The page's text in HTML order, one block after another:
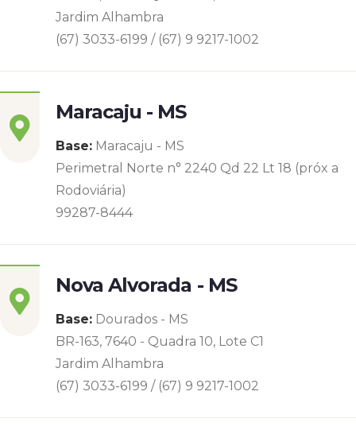
Jardim Alhambra
(67) 3033-6199 / (67) 9 9217-1002
Maracaju - MS
Base: Maracaju - MS
Perimetral Norte n° 2240 Qd 22 Lt 18 (próx a
Rodoviária)
99287-8444
Nova Alvorada - MS
Base: Dourados - MS
BR-163, 7640 - Quadra 10, Lote C1
Jardim Alhambra
(67) 3033-6199 / (67) 9 9217-1002